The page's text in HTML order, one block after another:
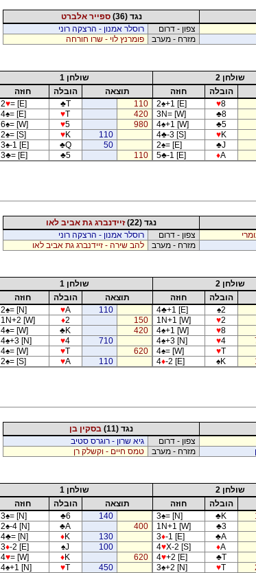
נגד (36)
ספייר אלברט
צפון - דרום
רוסלר אמנון - הרצקה רוני
מזרח - מערב פומרנץ לוי - שרו חורחה
שולחן 2 שולחן 1
הובלה חוזה תוצאה הובלה
חוזה
♥8
2♠+1 [E]
110
♣T
2♥= [E]
♣8
3N= [W]
420
♥T
4♠= [E]
♣5
4♠+1 [W]
980
♥5
6♠= [W]
♥K
4♣-3 [S]
110
♥K
2♠= [S]
♣J
2♠= [E]
50
♣Q
3♠-1 [E]
♦A
5♣-1 [E]
110
♣5
3♣= [E]
נגד (22)
זיידנברג גת אביב לאו
צפון - דרום
רוסלר אמנון - הרצקה רוני
מזרח - מערב להב שירה - זיידנברג גת אביב לאו
שולחן 2 שולחן 1
הובלה חוזה תוצאה הובלה
חוזה
♠2
4♣+1 [E]
110
♥A
2♠= [N]
♥2
1N+1 [W]
150
♦2
1N+2 [W]
♥8
4♠+1 [W]
420
♣K
4♠= [W]
♥4
4♠+3 [N]
710
♥4
4♠+3 [N]
♥T
4♠= [W]
620
♥T
4♠= [W]
♠K
4♦-2 [E]
110
♥A
2♠= [S]
נגד (11)
בסקין בן
צפון - דרום
גיא שרון - רוגרס סטיב
מזרח - מערב טמס חיים - וקשלק רן
שולחן 2 שולחן 1
הובלה חוזה תוצאה הובלה
חוזה
♣K
3♠= [N]
140
♣6
3♠= [N]
♣3
1N+1 [W]
400
♣A
2♠-4 [N]
♣A
3♦-1 [E]
130
♦K
4♣= [N]
♦A
4♥X-2 [S]
100
♠J
3♦-2 [E]
♣T
4♥+2 [E]
620
♦K
4♥= [W]
♥T
3♠+2 [N]
450
♥T
4♠+1 [N]